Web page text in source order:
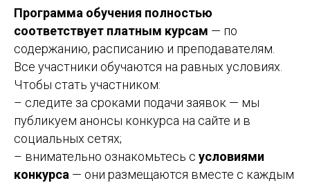
Программа обучения полностью
соответствует платным курсам — по
содержанию, расписанию и преподавателям.
Все участники обучаются на равных условиях.
Чтобы стать участником:
– следите за сроками подачи заявок — мы
публикуем анонсы конкурса на сайте и в
социальных сетях;
– внимательно ознакомьтесь с условиями
конкурса — они размещаются вместе с каждым